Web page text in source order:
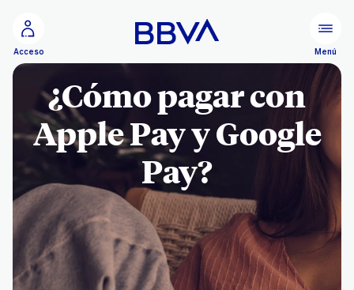
Acceso Menú
¿Cómo pagar con
Apple Pay y Google
Pay?